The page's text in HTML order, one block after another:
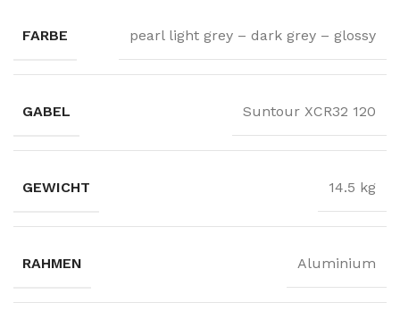
FARBE pearl light grey – dark grey – glossy
GABEL Suntour XCR32 120
GEWICHT 14.5 kg
RAHMEN Aluminium